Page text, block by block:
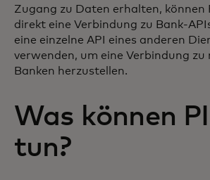
Zugang zu Daten erhalten, können
direkt eine Verbindung zu Bank-
eine einzelne API eines anderen
verwenden, um eine Verbindung zu
Banken herzustellen.
Was können
tun?